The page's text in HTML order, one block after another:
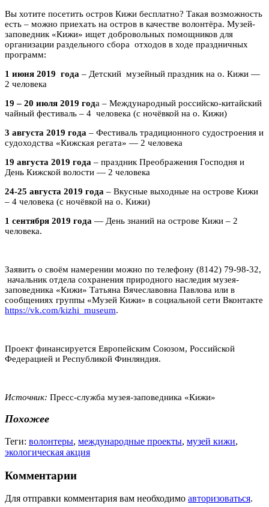
Вы хотите посетить остров Кижи бесплатно? Такая возможность
есть – можно приехать на остров в качестве волонтёра. Музей-
заповедник «Кижи» ищет добровольных помощников для
организации раздельного сбора отходов в ходе праздничных
программ:
1 июня 2019 года – Детский музейный праздник на о. Кижи —
2 человека
19 – 20 июля 2019 года – Международный российско-китайский
чайный фестиваль – 4 человека (с ночёвкой на о. Кижи)
3 августа 2019 года – Фестиваль традиционного судостроения и
судоходства «Кижская регата» — 2 человека
19 августа 2019 года – праздник Преображения Господня и
День Кижской волости — 2 человека
24-25 августа 2019 года – Вкусные выходные на острове Кижи
– 4 человека (с ночёвкой на о. Кижи)
1 сентября 2019 года — День знаний на острове Кижи – 2
человека.
Заявить о своём намерении можно по телефону (8142) 79-98-32,
начальник отдела сохранения природного наследия музея-
заповедника «Кижи» Татьяна Вячеславовна Павлова или в
сообщениях группы «Музей Кижи» в социальной сети Вконтакте
https://vk.com/kizhi_museum.
Проект финансируется Европейским Союзом, Российской
Федерацией и Республикой Финляндия.
Источник: Пресс-служба музея-заповедника «Кижи»
Похожее
Теги: волонтеры, международные проекты, музей кижи,
экологическая акция
Комментарии
Для отправки комментария вам необходимо авторизоваться.